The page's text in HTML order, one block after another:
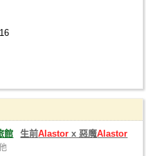
館 生前Alastor x 惡魔Alastor